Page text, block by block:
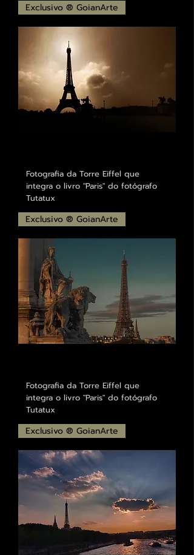
Exclusivo ® GoianArte
Fotografia da Torre Eiffel que
integra o livro "Paris" do fotógrafo
Tutatux
Exclusivo ® GoianArte
Fotografia da Torre Eiffel que
integra o livro "Paris" do fotógrafo
Tutatux
Exclusivo ® GoianArte